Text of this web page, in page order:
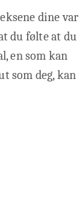
dine var
du følte at du
en som kan
som deg, kan